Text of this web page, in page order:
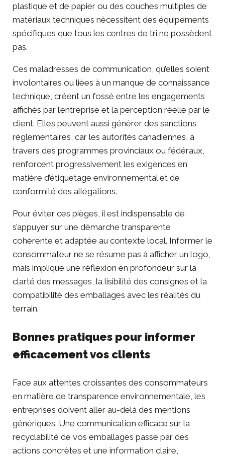
plastique et de papier ou des couches multiples de
matériaux techniques nécessitent des équipements
spécifiques que tous les centres de tri ne possèdent
pas.
Ces maladresses de communication, qu’elles soient
involontaires ou liées à un manque de connaissance
technique, créent un fossé entre les engagements
affichés par l’entreprise et la perception réelle par le
client. Elles peuvent aussi générer des sanctions
réglementaires, car les autorités canadiennes, à
travers des programmes provinciaux ou fédéraux,
renforcent progressivement les exigences en
matière d’étiquetage environnemental et de
conformité des allégations.
Pour éviter ces pièges, il est indispensable de
s’appuyer sur une démarche transparente,
cohérente et adaptée au contexte local. Informer le
consommateur ne se résume pas à afficher un logo,
mais implique une réflexion en profondeur sur la
clarté des messages, la lisibilité des consignes et la
compatibilité des emballages avec les réalités du
terrain.
Bonnes pratiques pour informer
efficacement vos clients
Face aux attentes croissantes des consommateurs
en matière de transparence environnementale , les
entreprises doivent aller au-delà des mentions
génériques. Une communication efficace sur la
recyclabilité de vos emballages passe par des
actions concrètes et une information claire,